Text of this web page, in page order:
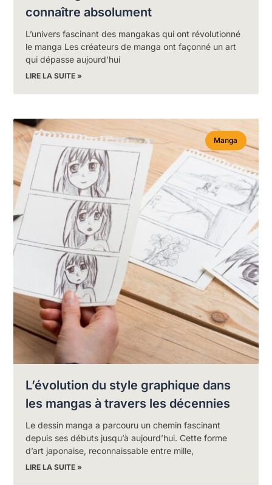
connaître absolument
L’univers fascinant des mangakas qui ont révolutionné
le manga Les créateurs de manga ont façonné un art
qui dépasse aujourd’hui
LIRE LA SUITE »
Manga
L’évolution du style graphique dans
les mangas à travers les décennies
Le dessin manga a parcouru un chemin fascinant
depuis ses débuts jusqu’à aujourd’hui. Cette forme
d’art japonaise, reconnaissable entre mille,
LIRE LA SUITE »